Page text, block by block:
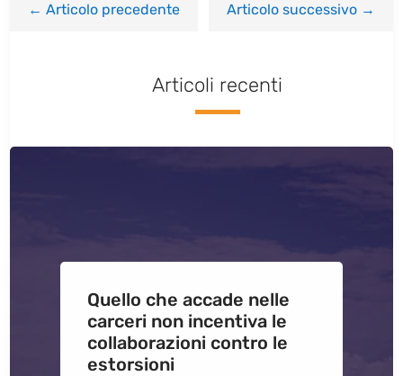
←Articolo precedente Articolo successivo→
Articoli recenti
Quello che accade nelle
carceri non incentiva le
collaborazioni contro le
estorsioni